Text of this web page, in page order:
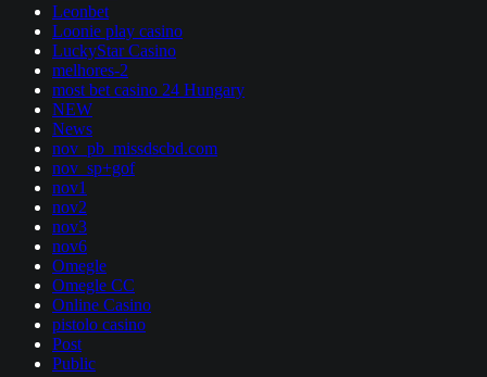
Leonbet
Loonie play casino
LuckyStar Casino
melhores-2
most bet casino 24 Hungary
NEW
News
nov_pb_missdscbd.com
nov_sp+gof
nov1
nov2
nov3
nov6
Omegle
Omegle CC
Online Casino
pistolo casino
Post
Public